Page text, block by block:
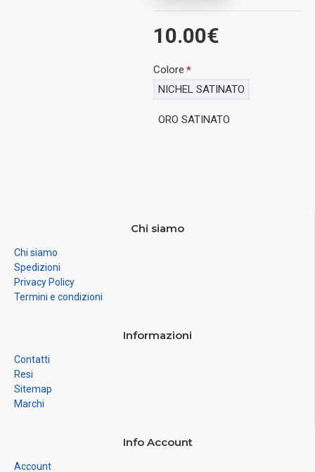
10.00€
Colore
NICHEL SATINATO
ORO SATINATO
Chi siamo
Chi siamo
Spedizioni
Privacy Policy
Termini e condizioni
Informazioni
Contatti
Resi
Sitemap
Marchi
Info Account
Account